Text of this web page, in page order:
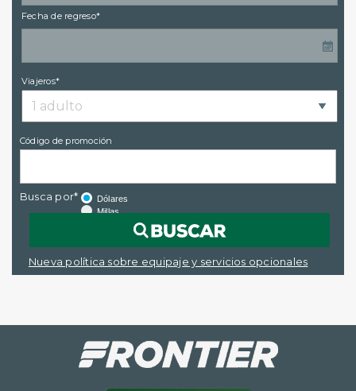
Fecha de regreso*
Viajeros*
Busca por*
Código de promoción
Dólares
Millas
Nueva política sobre equipaje y servicios opcionales